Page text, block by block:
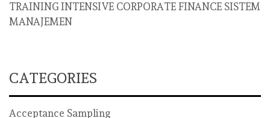
TRAINING INTENSIVE CORPORATE FINANCE SISTEM
MANAJEMEN
CATEGORIES
Acceptance Sampling